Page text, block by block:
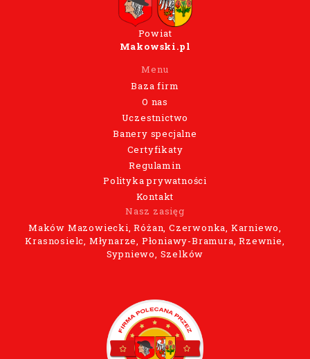
Powiat
Makowski.pl
Menu
Baza firm
O nas
Uczestnictwo
Banery specjalne
Certyfikaty
Regulamin
Polityka prywatności
Kontakt
Nasz zasięg
Maków Mazowiecki, Różan, Czerwonka, Karniewo,
Krasnosielc, Młynarze, Płoniawy-Bramura, Rzewnie,
Sypniewo, Szelków